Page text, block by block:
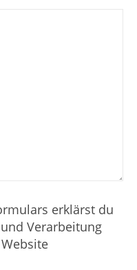
erklärst du
Verarbeitung